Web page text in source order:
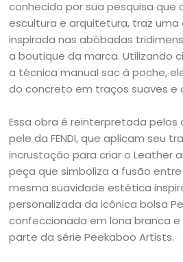
conhecido por sua pesquisa que
escultura e arquitetura, traz uma
inspirada nas abóbadas
a boutique da marca. Utilizando
a técnica manual sac à poche,
do concreto em traços suaves e
Essa obra é reinterpretada
pele da FENDI, que aplicam seu
incrustação para criar o Leather
peça que simboliza a fusão
mesma suavidade estética
personalizada da icônica bolsa
confeccionada em lona branca
parte da série Peekaboo Artists.